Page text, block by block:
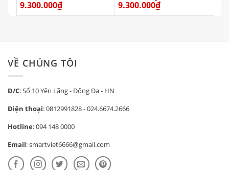
9.300.000₫ 9.300.000₫
VỀ CHÚNG TÔI
Đ/C: Số 10 Yên Lãng - Đống Đa - HN
Điện thoại:0812991828-024.6674.2666
Hotline:094 148 0000
Email:smartviet6666@gmail.com